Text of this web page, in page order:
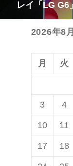
の
投
レイ「LG G6
2026年8月
月 火
3 4
10 11
17 18